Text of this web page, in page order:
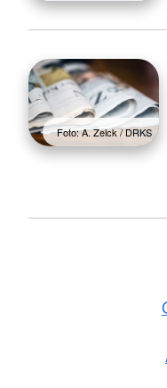
Foto: A. Zelck / DRKS